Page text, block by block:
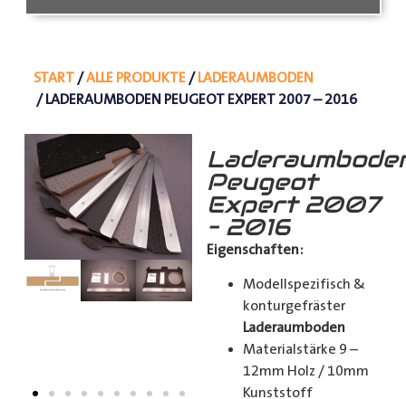
START/ALLE PRODUKTE/LADERAUMBODEN
/ LADERAUMBODEN PEUGEOT EXPERT 2007 – 2016
Peugeot
Expert 2007
– 2016
Eigenschaften:
Modellspezifisch &
konturgefräster
Laderaumboden
Materialstärke 9 –
12mm Holz / 10mm
Kunststoff